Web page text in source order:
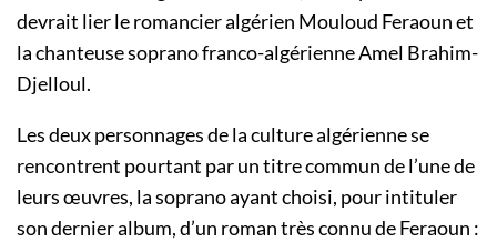
devrait lier le romancier algérien Mouloud Feraoun et
la chanteuse soprano franco-algérienne Amel Brahim-
Djelloul.
Les deux personnages de la culture algérienne se
rencontrent pourtant par un titre commun de l’une de
leurs œuvres, la soprano ayant choisi, pour intituler
son dernier album, d’un roman très connu de Feraoun :